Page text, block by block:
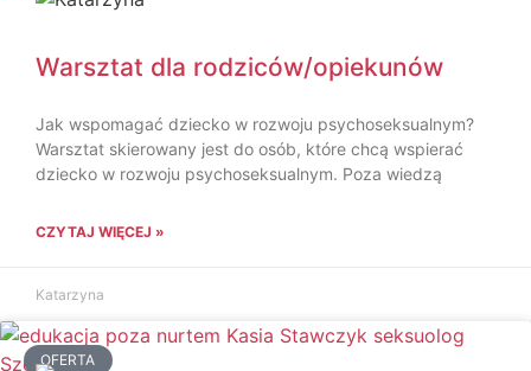
Warsztat dla rodziców/opiekunów
Jak wspomagać dziecko w rozwoju psychoseksualnym?
Warsztat skierowany jest do osób, które chcą wspierać
dziecko w rozwoju psychoseksualnym. Poza wiedzą
CZYTAJ WIĘCEJ »
Katarzyna
OFERTA